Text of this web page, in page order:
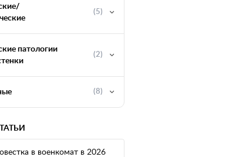
(5)
патологии
(2)
(8)
в военкомат в 2026